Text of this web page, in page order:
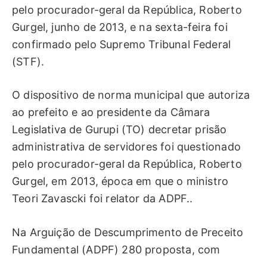
pelo procurador-geral da República, Roberto
Gurgel, junho de 2013, e na sexta-feira foi
confirmado pelo Supremo Tribunal Federal
(STF).
O dispositivo de norma municipal que autoriza
ao prefeito e ao presidente da Câmara
Legislativa de Gurupi (TO) decretar prisão
administrativa de servidores foi questionado
pelo procurador-geral da República, Roberto
Gurgel, em 2013, época em que o ministro
Teori Zavascki foi relator da ADPF..
Na Arguição de Descumprimento de Preceito
Fundamental (ADPF) 280 proposta, com